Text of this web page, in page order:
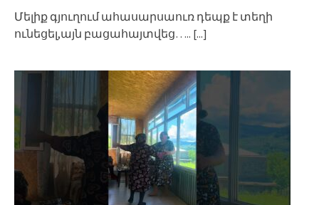
Մելիք գյուղում ահասարսաուռ դեպք է տեղի
ունեցել,այն բացահայտվեց….. [...]